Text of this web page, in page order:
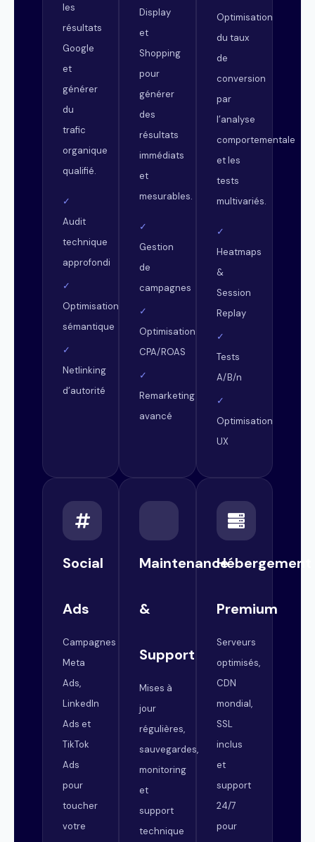
les
résultats
Google
et
générer
du
trafic
organique
qualifié.
✓
Audit
technique
approfondi
✓
Optimisation
sémantique
✓
Netlinking
d’autorité
Display
et
Shopping
pour
générer
des
résultats
immédiats
et
mesurables.
✓
Gestion
de
campagnes
✓
Optimisation
CPA/ROAS
✓
Remarketing
avancé
Optimisation
du taux
de
conversion
par
l’analyse
comportementale
et les
tests
multivariés.
✓
Heatmaps
&
Session
Replay
✓
Tests
A/B/n
✓
Optimisation
UX
Social
Ads
Campagnes
Meta
Ads,
LinkedIn
Ads et
TikTok
Ads
pour
toucher
votre
Maintenance
&
Support
Mises à
jour
régulières,
sauvegardes,
monitoring
et
support
technique
Hébergement
Premium
Serveurs
optimisés,
CDN
mondial,
SSL
inclus
et
support
24/7
pour